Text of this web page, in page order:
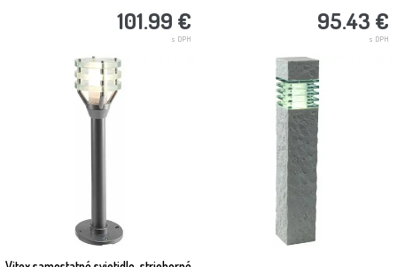
101.99 €
s DPH
95.43 €
s DPH